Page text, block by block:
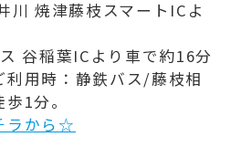
川 焼津藤枝スマートICよ
谷稲葉ICより車で約16分
利用時：静鉄バス/藤枝相
1分。
ラから☆